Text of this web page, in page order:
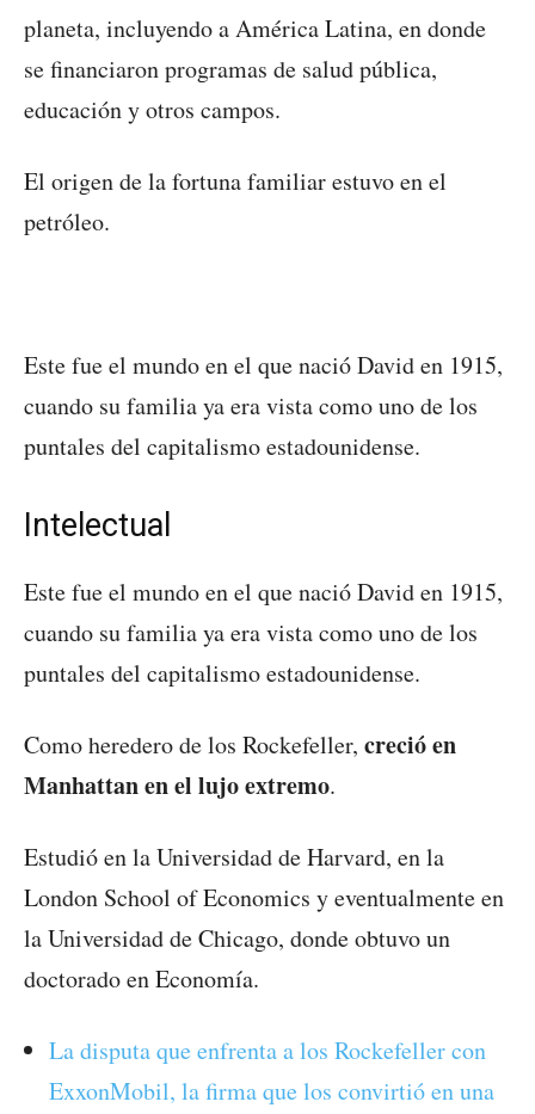
planeta, incluyendo a América Latina, en donde
se financiaron programas de salud pública,
educación y otros campos.
El origen de la fortuna familiar estuvo en el
petróleo.
Este fue el mundo en el que nació David en 1915,
cuando su familia ya era vista como uno de los
puntales del capitalismo estadounidense.
Intelectual
Este fue el mundo en el que nació David en 1915,
cuando su familia ya era vista como uno de los
puntales del capitalismo estadounidense.
Como heredero de los Rockefeller, creció en
Manhattan en el lujo extremo.
Estudió en la Universidad de Harvard, en la
London School of Economics y eventualmente en
la Universidad de Chicago, donde obtuvo un
doctorado en Economía.
La disputa que enfrenta a los Rockefeller con
ExxonMobil, la firma que los convirtió en una